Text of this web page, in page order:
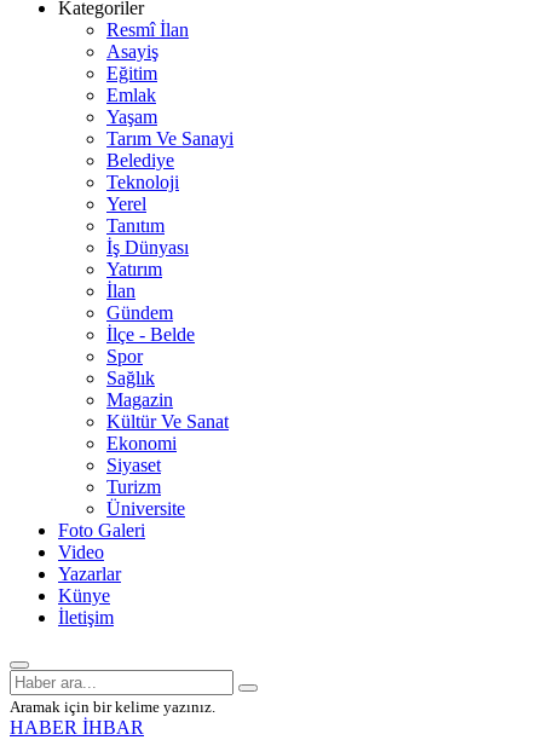
Kategoriler
Resmî İlan
Asayiş
Eğitim
Emlak
Yaşam
Tarım Ve Sanayi
Belediye
Teknoloji
Yerel
Tanıtım
İş Dünyası
Yatırım
İlan
Gündem
İlçe - Belde
Spor
Sağlık
Magazin
Kültür Ve Sanat
Ekonomi
Siyaset
Turizm
Üniversite
Foto Galeri
Video
Yazarlar
Künye
İletişim
Aramak için bir kelime yazınız.
HABER İHBAR